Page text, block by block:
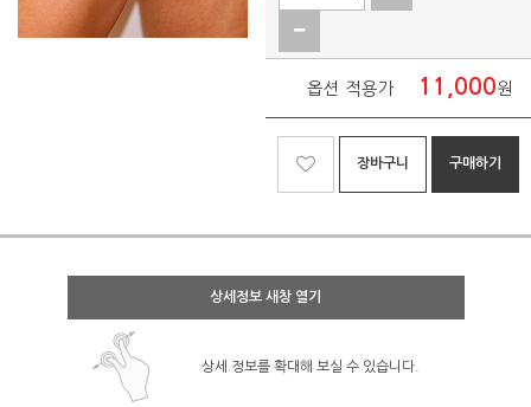
옵션 적용가 11,000원
장바구니 구매하기
상세정보 새창 열기
상세 정보를 확대해 보실 수 있습니다.